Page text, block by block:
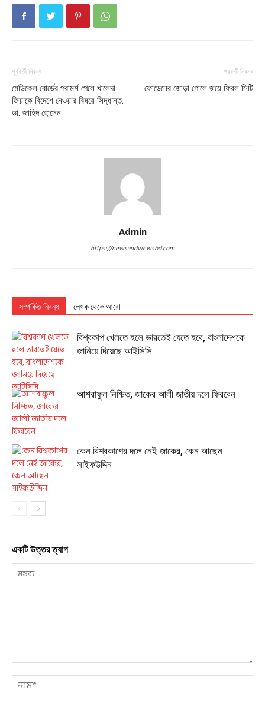
পূর্ববর্তী নিবন্ধ
মেডিকেল বোর্ডের পরামর্শ পেলে খালেদা
জিয়াকে বিদেশে নেওয়ার বিষয়ে সিদ্ধান্ত:
ডা. জাহিদ হোসেন
পরবর্তী নিবন্ধ
ফোডেনের জোড়া গোলে জয়ে ফিরল সিটি
Admin
https://newsandviewsbd.com
সম্পর্কিত নিবন্ধ লেখক থেকে আরো
বিশ্বকাপ খেলতে হলে ভারতেই যেতে হবে, বাংলাদেশকে
জানিয়ে দিয়েছে আইসিসি
আশরাফুল নিশ্চিত, জাকের আলী জাতীয় দলে ফিরবেন
কেন বিশ্বকাপের দলে নেই জাকের, কেন আছেন
সাইফউদ্দিন
একটি উত্তর ত্যাগ